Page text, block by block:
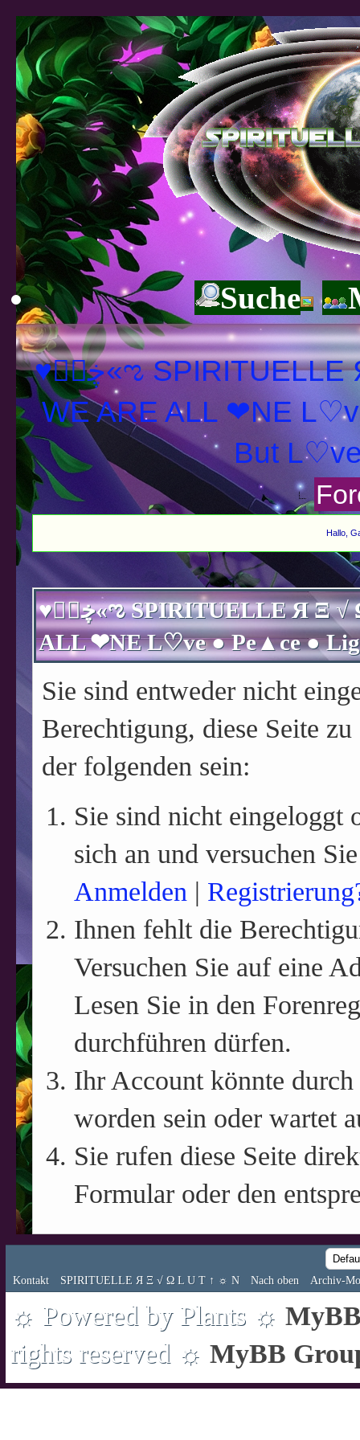
Suche
♥ڿڰۣ«ಌ SPIRITUELLE Я Ξ √ Ω L U T ↑ ☼ N - Forum -
WE ARE ALL ❤NE
Hallo,
♥ڿڰۣ«ಌ SPIRITUELLE Я Ξ √ Ω L U T ↑ ☼ N - Forum - WE ARE
Sie sind entweder nicht
Berechtigung, diese Seite
der folgenden sein:
Sie sind nicht eingeloggt
sich an und versuchen
Anmelden |
Ihnen fehlt die
Versuchen Sie auf eine
Lesen Sie in den
durchführen dürfen.
Ihr Account könnte
worden sein oder wartet
Sie rufen diese Seite
Formular oder den
Kontakt SPIRITUELLE Я Ξ √ Ω L U T ↑ ☼ N Nach oben Archiv-
☼ Powered by Plants ☼
rights reserved ☼ MyBB